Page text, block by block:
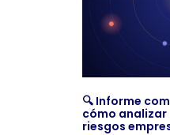
🔍 Informe
cómo
riesgos